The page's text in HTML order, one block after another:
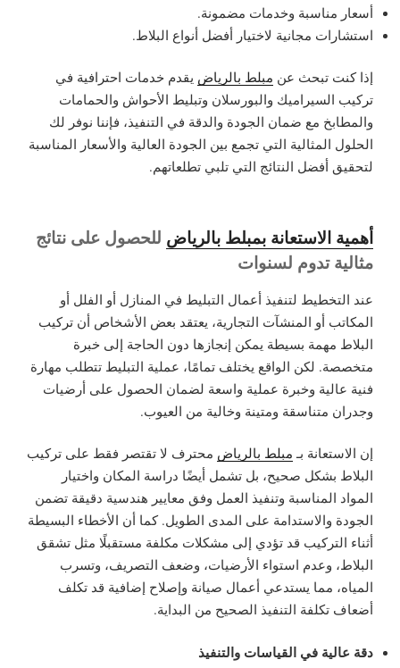
أسعار مناسبة وخدمات مضمونة.
استشارات مجانية لاختيار أفضل أنواع البلاط.
إذا كنت تبحث عن مبلط بالرياض يقدم خدمات احترافية في
تركيب السيراميك والبورسلان وتبليط الأحواش والحمامات
والمطابخ مع ضمان الجودة والدقة في التنفيذ، فإننا نوفر لك
الحلول المثالية التي تجمع بين الجودة العالية والأسعار المناسبة
لتحقيق أفضل النتائج التي تلبي تطلعاتهم.
أهمية الاستعانة بمبلط بالرياض للحصول على نتائج
مثالية تدوم لسنوات
عند التخطيط لتنفيذ أعمال التبليط في المنازل أو الفلل أو
المكاتب أو المنشآت التجارية، يعتقد بعض الأشخاص أن تركيب
البلاط مهمة بسيطة يمكن إنجازها دون الحاجة إلى خبرة
متخصصة. لكن الواقع يختلف تمامًا، عملية التبليط تتطلب مهارة
فنية عالية وخبرة عملية واسعة لضمان الحصول على أرضيات
وجدران متناسقة ومتينة وخالية من العيوب.
إن الاستعانة بـ مبلط بالرياض محترف لا تقتصر فقط على تركيب
البلاط بشكل صحيح، بل تشمل أيضًا دراسة المكان واختيار
المواد المناسبة وتنفيذ العمل وفق معايير هندسية دقيقة تضمن
الجودة والاستدامة على المدى الطويل. كما أن الأخطاء البسيطة
أثناء التركيب قد تؤدي إلى مشكلات مكلفة مستقبلًا مثل تشقق
البلاط، وعدم استواء الأرضيات، وضعف التصريف، وتسرب
المياه، مما يستدعي أعمال صيانة وإصلاح إضافية قد تكلف
أضعاف تكلفة التنفيذ الصحيح من البداية.
دقة عالية في القياسات والتنفيذ